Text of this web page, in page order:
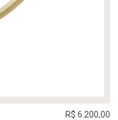
R$ 6.200,00